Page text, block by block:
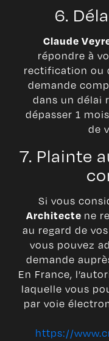
6.
Claude
répondre à
rectification ou
demande
dans un délai
dépasser 1
de
7. Plainte
Si vous
Architecte ne
au regard de
vous pouvez
demande
En France,
laquelle vous
par voie
https://